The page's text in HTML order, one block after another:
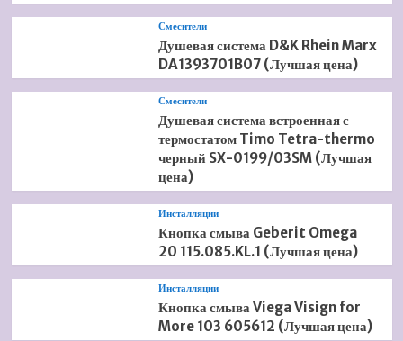
Смесители
Душевая система D&K Rhein Marx
DA1393701B07 (Лучшая цена)
Смесители
Душевая система встроенная с
термостатом Timo Tetra-thermo
черный SX-0199/03SM (Лучшая
цена)
Инсталляции
Кнопка смыва Geberit Omega
20 115.085.KL.1 (Лучшая цена)
Инсталляции
Кнопка смыва Viega Visign for
More 103 605612 (Лучшая цена)